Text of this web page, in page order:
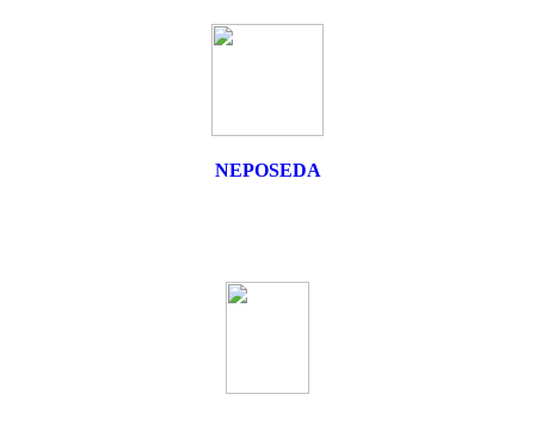
NEPOSEDA